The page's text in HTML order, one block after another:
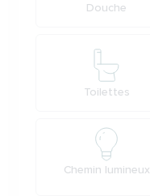
Douche
Toilettes
Chemin lumineux